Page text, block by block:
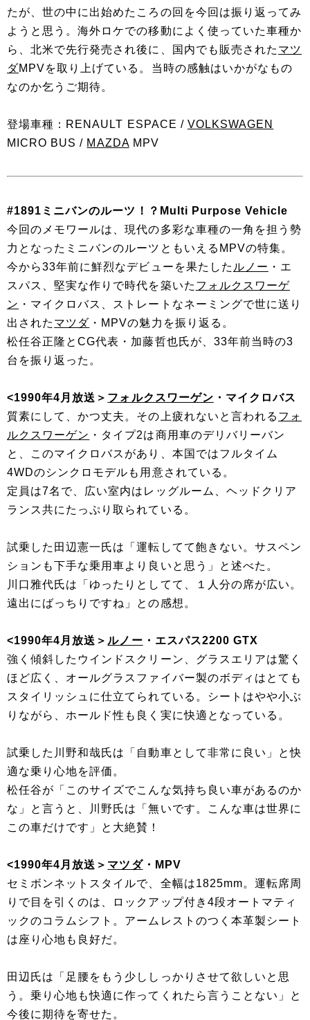
たが、世の中に出始めたころの回を今回は振り返ってみ
ようと思う。海外ロケでの移動によく使っていた車種か
ら、北米で先行発売され後に、国内でも販売された マツ
ダMPVを取り上げている。当時の感触はいかがなもの
なのか乞うご期待。
登場車種：RENAULT ESPACE / VOLKSWAGEN
MICRO BUS / MAZDAMPV
#1891ミニバンのルーツ！？Multi Purpose Vehicle
今回のメモワールは、現代の多彩な車種の一角を担う勢
力となったミニバンのルーツともいえるMPVの特集。
今から33年前に鮮烈なデビューを果たした ルノー ・エ
スパス、堅実な作りで時代を築いた フォルクスワーゲ
ン ・マイクロバス、ストレートなネーミングで世に送り
出された マツダ ・MPVの魅力を振り返る。
松任谷正隆とCG代表・加藤哲也氏が、33年前当時の3
台を振り返った。
<1990年4月放送＞ フォルクスワーゲン ・マイクロバス
質素にして、かつ丈夫。その上疲れないと言われる フォ
ルクスワーゲン ・タイプ2は商用車のデリバリーバン
と、このマイクロバスがあり、本国ではフルタイム
4WDのシンクロモデルも用意されている。
定員は7名で、広い室内はレッグルーム、ヘッドクリア
ランス共にたっぷり取られている。
試乗した田辺憲一氏は「運転してて飽きない。サスペン
ションも下手な乗用車より良いと思う」と述べた。
川口雅代氏は「ゆったりとしてて、１人分の席が広い。
遠出にばっちりですね」との感想。
<1990年4月放送＞ ルノー ・エスパス2200 GTX
強く傾斜したウインドスクリーン、グラスエリアは驚く
ほど広く、オールグラスファイバー製のボディはとても
スタイリッシュに仕立てられている。シートはやや小ぶ
りながら、ホールド性も良く実に快適となっている。
試乗した川野和哉氏は「自動車として非常に良い」と快
適な乗り心地を評価。
松任谷が「このサイズでこんな気持ち良い車があるのか
な」と言うと、川野氏は「無いです。こんな車は世界に
この車だけです」と大絶賛！
<1990年4月放送＞ マツダ・MPV
セミボンネットスタイルで、全幅は1825mm。運転席周
りで目を引くのは、ロックアップ付き4段オートマティ
ックのコラムシフト。アームレストのつく本革製シート
は座り心地も良好だ。
田辺氏は「足腰をもう少ししっかりさせて欲しいと思
う。乗り心地も快適に作ってくれたら言うことない」と
今後に期待を寄せた。